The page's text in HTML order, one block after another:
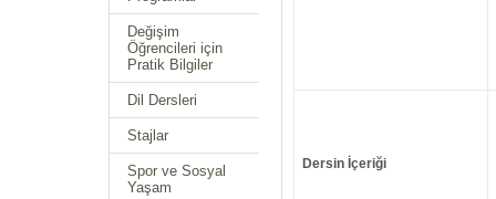
Değişim
Öğrencileri için
Pratik Bilgiler
Dil Dersleri
Stajlar
Spor ve Sosyal
Yaşam
Dersin İçeriği